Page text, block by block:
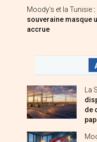
Moody’s et la Tunisie
souveraine masque
accrue
La
de